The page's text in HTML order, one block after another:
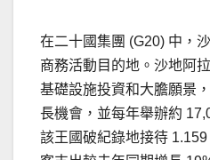
在二十國集團 (G20) 中，
商務活動目的地。沙地阿
基礎設施投資和大膽願景
長機會，並每年舉辦約
該王國破紀錄地接待